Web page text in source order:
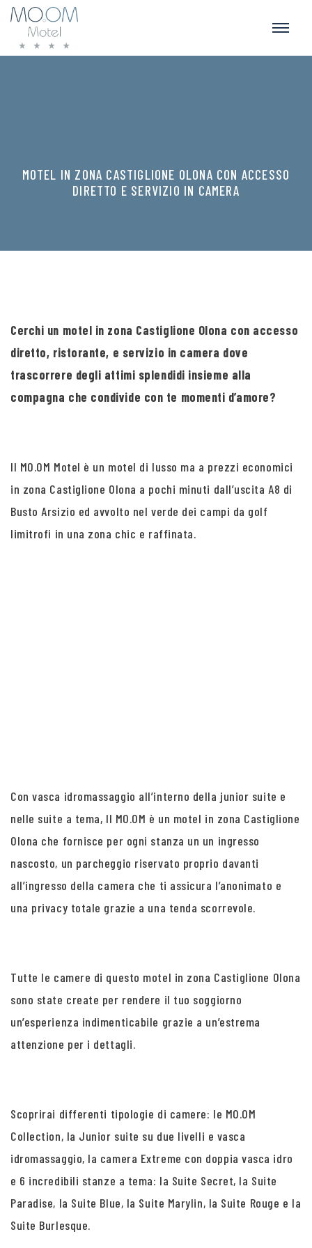
MOTEL IN ZONA CASTIGLIONE OLONA CON ACCESSO
DIRETTO E SERVIZIO IN CAMERA
Cerchi un motel in zona Castiglione Olona con accesso
diretto, ristorante, e servizio in camera dove
trascorrere degli attimi splendidi insieme alla
compagna che condivide con te momenti d’amore?
Il MO.OM Motel è un motel di lusso ma a prezzi economici
in zona Castiglione Olona a pochi minuti dall’uscita A8 di
Busto Arsizio ed avvolto nel verde dei campi da golf
limitrofi in una zona chic e raffinata.
Con vasca idromassaggio all’interno della junior suite e
nelle suite a tema, Il MO.OM è un motel in zona Castiglione
Olona che fornisce per ogni stanza un un ingresso
nascosto, un parcheggio riservato proprio davanti
all’ingresso della camera che ti assicura l’anonimato e
una privacy totale grazie a una tenda scorrevole.
Tutte le camere di questo motel in zona Castiglione Olona
sono state create per rendere il tuo soggiorno
un’esperienza indimenticabile grazie a un’estrema
attenzione per i dettagli.
Scoprirai differenti tipologie di camere: le MO.OM
Collection, la Junior suite su due livelli e vasca
idromassaggio, la camera Extreme con doppia vasca idro
e 6 incredibili stanze a tema: la Suite Secret, la Suite
Paradise, la Suite Blue, la Suite Marylin, la Suite Rouge e la
Suite Burlesque.